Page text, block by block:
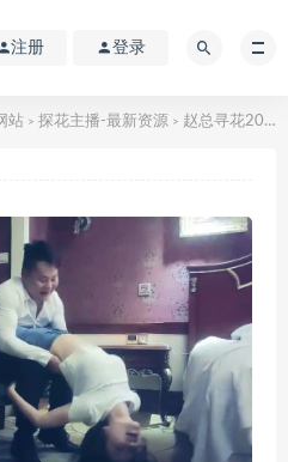
注册 登录
站 > 探花主播-最新资源 > 赵总寻花2021050405